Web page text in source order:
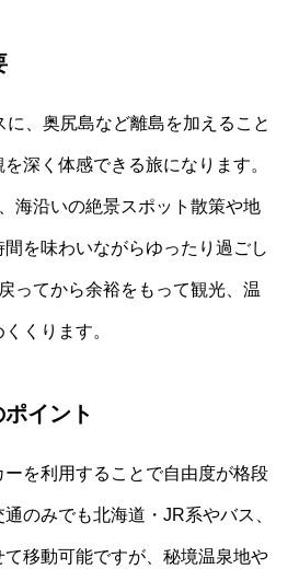
、奥尻島など離島を加えること
深く体感できる旅になります。
海沿いの絶景スポット散策や地
を味わいながらゆったり過ごし
ってから余裕をもって観光、温
くります。
イント
を利用することで自由度が格段
のみでも北海道・JR系やバス、
移動可能ですが、秘境温泉地や